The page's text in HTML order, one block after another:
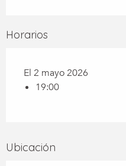
Horarios
El 2 mayo 2026
19:00
Ubicación